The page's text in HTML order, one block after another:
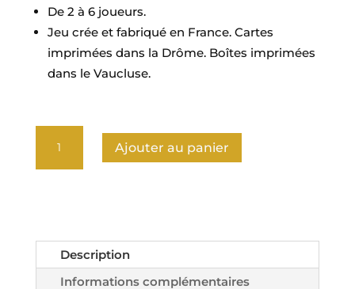
De 2 à 6 joueurs.
Jeu crée et fabriqué en France. Cartes
imprimées dans la Drôme. Boîtes imprimées
dans le Vaucluse.
d'insectes
Ajouter au panier
Description
Informations complémentaires